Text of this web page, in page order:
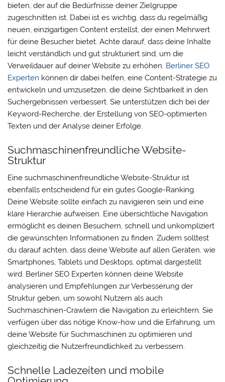
bieten, der auf die Bedürfnisse deiner Zielgruppe
zugeschnitten ist. Dabei ist es wichtig, dass du regelmäßig
neuen, einzigartigen Content erstellst, der einen Mehrwert
für deine Besucher bietet. Achte darauf, dass deine Inhalte
leicht verständlich und gut strukturiert sind, um die
Verweildauer auf deiner Website zu erhöhen. Berliner SEO
Experten können dir dabei helfen, eine Content-Strategie zu
entwickeln und umzusetzen, die deine Sichtbarkeit in den
Suchergebnissen verbessert. Sie unterstützen dich bei der
Keyword-Recherche, der Erstellung von SEO-optimierten
Texten und der Analyse deiner Erfolge.
Suchmaschinenfreundliche Website-
Struktur
Eine suchmaschinenfreundliche Website-Struktur ist
ebenfalls entscheidend für ein gutes Google-Ranking.
Deine Website sollte einfach zu navigieren sein und eine
klare Hierarchie aufweisen. Eine übersichtliche Navigation
ermöglicht es deinen Besuchern, schnell und unkompliziert
die gewünschten Informationen zu finden. Zudem solltest
du darauf achten, dass deine Website auf allen Geräten, wie
Smartphones, Tablets und Desktops, optimal dargestellt
wird. Berliner SEO Experten können deine Website
analysieren und Empfehlungen zur Verbesserung der
Struktur geben, um sowohl Nutzern als auch
Suchmaschinen-Crawlern die Navigation zu erleichtern. Sie
verfügen über das nötige Know-how und die Erfahrung, um
deine Website für Suchmaschinen zu optimieren und
gleichzeitig die Nutzerfreundlichkeit zu verbessern.
Schnelle Ladezeiten und mobile